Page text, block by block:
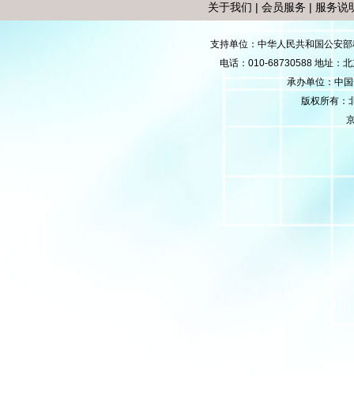
关于我们 | 会员服务 | 服务说
支持单位：中华人民共和国公安
电话：010-68730588 地址：
承办单位：中
版权所有：